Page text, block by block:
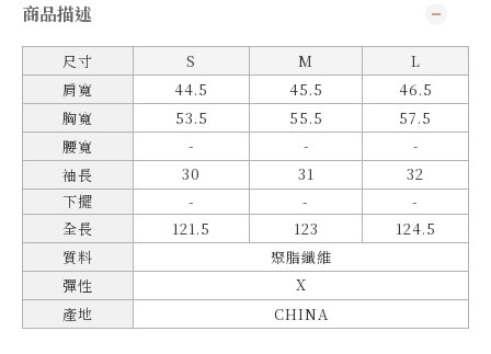
商品描述
尺寸 S M
L
肩寬
44.5 45.5
46.5
胸寬
53.5 55.5
57.5
腰寬
- -
-
袖長
30 31
32
下擺
- -
-
全長
121.5 123
124.5
質料
聚脂纖維
彈性
X
產地
CHINA